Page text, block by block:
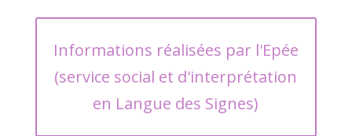
Informations réalisées par l'Epée
(service social et d'interprétation
en Langue des Signes)